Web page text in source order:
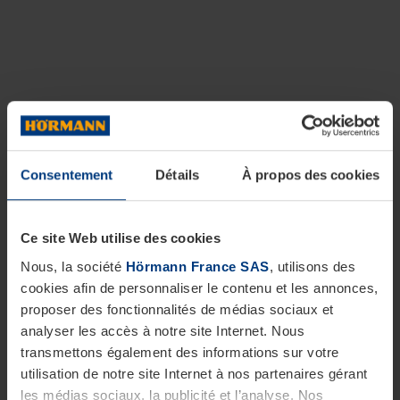
Consentement Détails À propos des cookies
Ce site Web utilise des cookies
Nous, la société Hörmann France SAS, utilisons des
cookies afin de personnaliser le contenu et les annonces,
proposer des fonctionnalités de médias sociaux et
analyser les accès à notre site Internet. Nous
transmettons également des informations sur votre
utilisation de notre site Internet à nos partenaires gérant
les médias sociaux, la publicité et l’analyse. Nos